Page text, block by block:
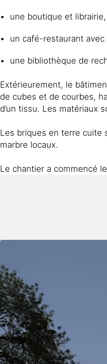
une boutique et librairie,
un café-restaurant avec
une bibliothèque de
Extérieurement, le
de cubes et de courbes,
d’un tissu. Les matériaux
Les briques en terre cuite
marbre locaux.
Le chantier a commencé